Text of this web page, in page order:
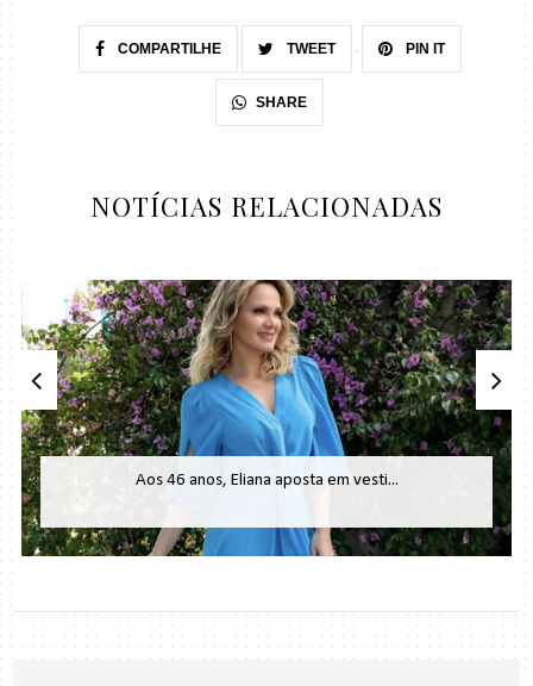
COMPARTILHE TWEET PIN IT
SHARE
NOTÍCIAS RELACIONADAS
Aos 46 anos, Eliana aposta em vesti...